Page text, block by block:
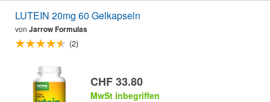
LUTEIN 20mg 60 Gelkapseln
von Jarrow Formulas
(2)
CHF 33.80
MwSt inbegriffen